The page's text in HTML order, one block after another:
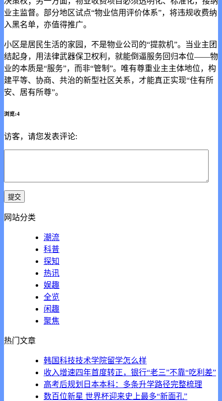
业主监督。部分地区试点“物业信用评价体系”，将违规收费纳
入黑名单，亦值得推广。
小区是居民生活的家园，不是物业公司的“提款机”。当业主团
结起身，用法律武器保卫权利，就能倒逼服务回归本位——物
业的本质是“服务”，而非“管制”。唯有尊重业主主体地位，构
建平等、协商、共治的新型社区关系，才能真正实现“住有所
安、居有所尊”。
浏览:4
访客，请您发表评论:
网站分类
潮流
科普
探知
热讯
娱趣
全览
闲趣
聚焦
热门文章
韩国科技技术学院留学怎么样
收入增速四年首度转正，银行“老三”不靠“吃利差”
高考后规划日本本科：多条升学路径完整梳理
数百位新星 世界杯迎来史上最多“新面孔”